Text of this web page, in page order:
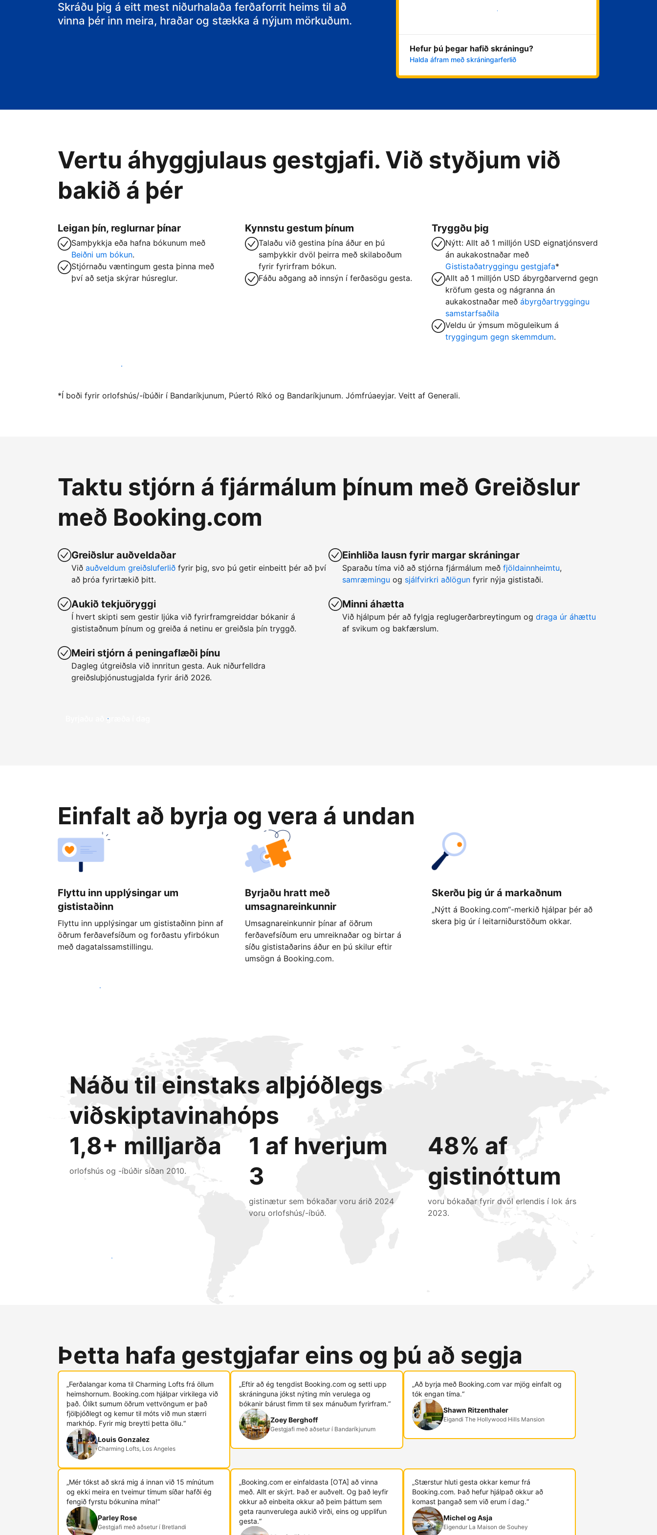
Skráðu þig á eitt mest niðurhalaða ferðaforrit heims til að
vinna þér inn meira, hraðar og stækka á nýjum mörkuðum.
Byrja núna
Hefur þú þegar hafið skráningu?
Halda áfram með skráningarferlið
Vertu áhyggjulaus gestgjafi. Við styðjum við
bakið á þér
Leigan þín, reglurnar þínar
Samþykkja eða hafna bókunum með
Beiðni um bókun.
Stjórnaðu væntingum gesta þinna með
því að setja skýrar húsreglur.
Kynnstu gestum þínum
Talaðu við gestina þína áður en þú
samþykkir dvöl þeirra með skilaboðum
fyrir fyrirfram bókun.
Fáðu aðgang að innsýn í ferðasögu gesta.
Tryggðu þig
Nýtt: Allt að 1 milljón USD eignatjónsverd
án aukakostnaðar með
Gististaðatryggingu gestgjafa*
Allt að 1 milljón USD ábyrgðarvernd gegn
kröfum gesta og nágranna án
aukakostnaðar meðábyrgðartryggingu
samstarfsaðila
Veldu úr ýmsum möguleikum á
tryggingum gegn skemmdum.
Vertu gestgjafi hjá okkur í dag
*Í boði fyrir orlofshús/-íbúðir í Bandaríkjunum, Púertó Ríkó og Bandaríkjunum. Jómfrúaeyjar. Veitt af Generali.
Taktu stjórn á fjármálum þínum með Greiðslur
með Booking.com
Greiðslur auðveldaðar
Við auðveldum greiðsluferlið fyrir þig, svo þú getir einbeitt þér að því
að þróa fyrirtækið þitt.
Aukið tekjuöryggi
Í hvert skipti sem gestir ljúka við fyrirframgreiddar bókanir á
gististaðnum þínum og greiða á netinu er greiðsla þín tryggð.
Meiri stjórn á peningaflæði þínu
Dagleg útgreiðsla við innritun gesta. Auk niðurfelldra
greiðsluþjónustugjalda fyrir árið 2026.
Einhliða lausn fyrir margar skráningar
Sparaðu tíma við að stjórna fjármálum með fjöldainnheimtu,
samræmingu og sjálfvirkri aðlögun fyrir nýja gististaði.
Minni áhætta
Við hjálpum þér að fylgja reglugerðarbreytingum og draga úr áhættu
af svikum og bakfærslum.
Byrjaðu að græða í dag
Einfalt að byrja og vera á undan
Flyttu inn upplýsingar um
gististaðinn
Flyttu inn upplýsingar um gististaðinn þinn af
öðrum ferðavefsíðum og forðastu yfirbókun
með dagatalssamstillingu.
Byrjaðu hratt með
umsagnareinkunnir
Umsagnareinkunnir þínar af öðrum
ferðavefsíðum eru umreiknaðar og birtar á
síðu gististaðarins áður en þú skilur eftir
umsögn á Booking.com.
Skerðu þig úr á markaðnum
„Nýtt á Booking.com“-merkið hjálpar þér að
skera þig úr í leitarniðurstöðum okkar.
Byrjaðu strax í dag
Náðu til einstaks alþjóðlegs
viðskiptavinahóps
1,8+ milljarða
orlofshús og -íbúðir síðan 2010.
1 af hverjum
3
gistinætur sem bókaðar voru árið 2024
voru orlofshús/-íbúð.
48% af
gistinóttum
voru bókaðar fyrir dvöl erlendis í lok árs
2023.
Náðu til nýrra gesta í dag
Þetta hafa gestgjafar eins og þú að segja
„Ferðalangar koma til Charming Lofts frá öllum
heimshornum. Booking.com hjálpar virkilega við
það. Ólíkt sumum öðrum vettvöngum er það
fjölþjóðlegt og kemur til móts við mun stærri
markhóp. Fyrir mig breytti þetta öllu.“
Louis Gonzalez
Charming Lofts, Los Angeles
„Eftir að ég tengdist Booking.com og ​​setti upp
skráninguna jókst nýting mín verulega og
bókanir bárust fimm til sex mánuðum fyrirfram.“
Zoey Berghoff
Gestgjafi með aðsetur í Bandaríkjunum
„Að byrja með Booking.com var mjög einfalt og
tók engan tíma.“
Shawn Ritzenthaler
Eigandi The Hollywood Hills Mansion
„Mér tókst að skrá mig á innan við 15 mínútum
og ekki meira en tveimur tímum síðar hafði ég
fengið fyrstu bókunina mína!“
Parley Rose
Gestgjafi með aðsetur í Bretlandi
„Booking.com er einfaldasta [OTA] að vinna
með. Allt er skýrt. Það er auðvelt. Og það leyfir
okkur að einbeita okkur að þeim þáttum sem
geta raunverulega aukið virði, eins og upplifun
gesta.“
„Stærstur hluti gesta okkar kemur frá
Booking.com. Það hefur hjálpað okkur að
komast þangað sem við erum í dag.“
Michel og Asja
Eigendur La Maison de Souhey